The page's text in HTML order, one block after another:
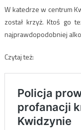
W katedrze w centrum
został krzyż. Ktoś go
najprawdopodobniej
Czytaj też: